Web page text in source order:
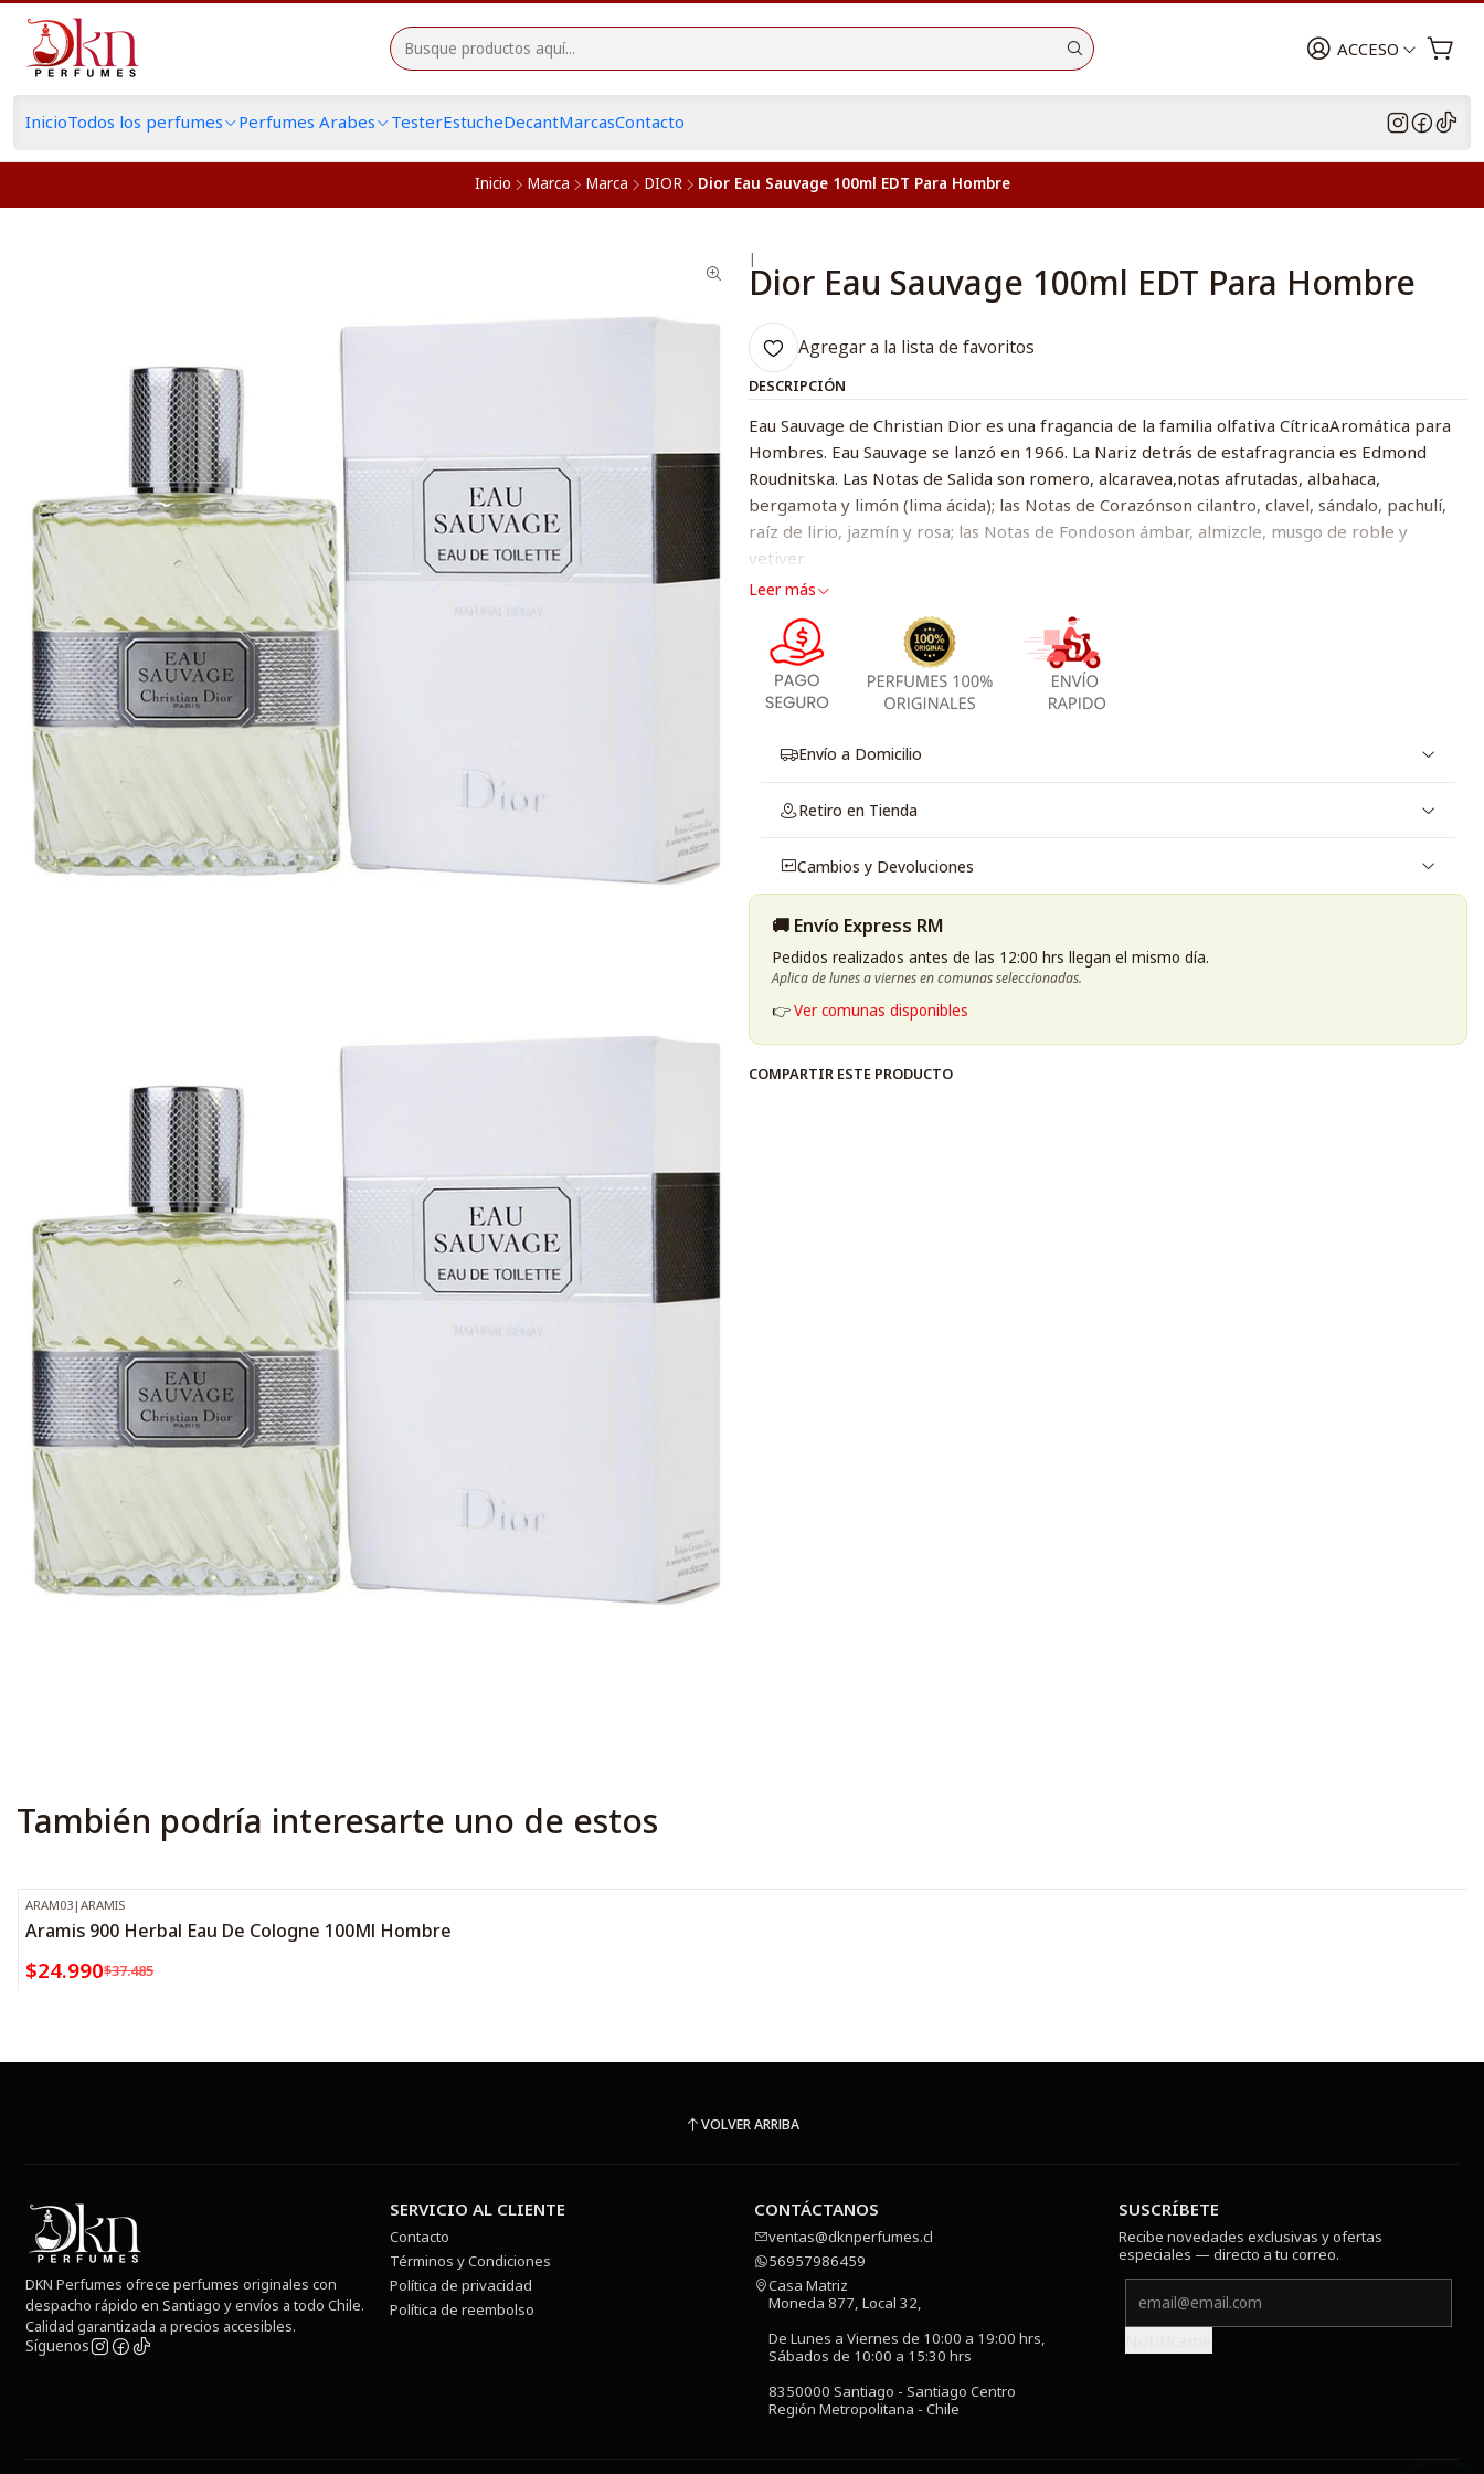
ACCESO
InicioTodos los perfumes Perfumes Arabes TesterEstucheDecantMarcasContacto
Inicio Marca Marca DIOR Dior Eau Sauvage 100ml EDT Para Hombre
|
Dior Eau Sauvage 100ml EDT Para Hombre
Agregar a la lista de favoritos
DESCRIPCIÓN
Eau Sauvage de Christian Dior es una fragancia de la familia olfativa CítricaAromática para
Hombres. Eau Sauvage se lanzó en 1966. La Nariz detrás de estafragrancia es Edmond
Roudnitska. Las Notas de Salida son romero, alcaravea,notas afrutadas, albahaca,
bergamota y limón (lima ácida); las Notas de Corazónson cilantro, clavel, sándalo, pachulí,
raíz de lirio, jazmín y rosa; las Notas de Fondoson ámbar, almizcle, musgo de roble y
vetiver.
Leer más
Envío a Domicilio
Retiro en Tienda
Cambios y Devoluciones
🚚 Envío Express RM
Pedidos realizados antes de las 12:00 hrs llegan el mismo día.
Aplica de lunes a viernes en comunas seleccionadas.
👉Ver comunas disponibles
COMPARTIR ESTE PRODUCTO
También podría interesarte uno de estos
-33%OFF
ARAM03 |ARAMIS
Aramis 900 Herbal Eau De Cologne 100Ml Hombre
$24.990$37.485
VOLVER ARRIBA
DKN Perfumes ofrece perfumes originales con
despacho rápido en Santiago y envíos a todo Chile.
Calidad garantizada a precios accesibles.
Síguenos
SERVICIO AL CLIENTE
Contacto
Términos y Condiciones
Política de privacidad
Política de reembolso
CONTÁCTANOS
ventas@dknperfumes.cl
56957986459
Casa Matriz
Moneda 877, Local 32,
De Lunes a Viernes de 10:00 a 19:00 hrs,
Sábados de 10:00 a 15:30 hrs
8350000 Santiago - Santiago Centro
Región Metropolitana - Chile
SUSCRÍBETE
Recibe novedades exclusivas y ofertas
especiales — directo a tu correo.